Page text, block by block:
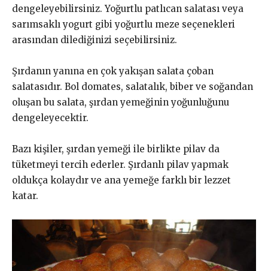
dengeleyebilirsiniz. Yoğurtlu patlıcan salatası veya
sarımsaklı yogurt gibi yoğurtlu meze seçenekleri
arasından dilediğinizi seçebilirsiniz.
Şırdanın yanına en çok yakışan salata çoban
salatasıdır. Bol domates, salatalık, biber ve soğandan
oluşan bu salata, şırdan yemeğinin yoğunluğunu
dengeleyecektir.
Bazı kişiler, şırdan yemeği ile birlikte pilav da
tüketmeyi tercih ederler. Şırdanlı pilav yapmak
oldukça kolaydır ve ana yemeğe farklı bir lezzet
katar.